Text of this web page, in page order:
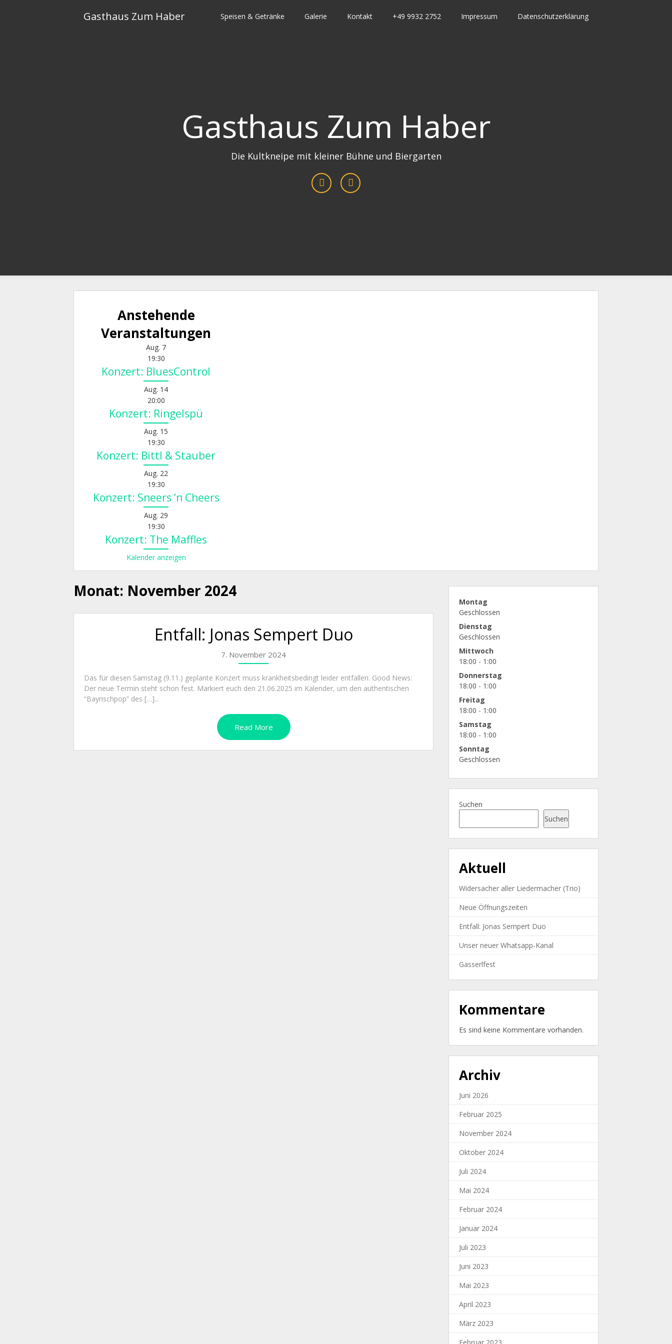
Gasthaus Zum Haber Speisen & Getränke Galerie Kontakt +49 9932 2752 Impressum Datenschutzerklärung
Gasthaus Zum Haber
Die Kultkneipe mit kleiner Bühne und Biergarten
Anstehende
Veranstaltungen
Aug. 7
19:30
Konzert: BluesControl
Aug. 14
20:00
Konzert: Ringelspü
Aug. 15
19:30
Konzert: Bittl & Stauber
Aug. 22
19:30
Konzert: Sneers ‘n Cheers
Aug. 29
19:30
Konzert: The Maffles
Kalender anzeigen
Monat: November 2024
Entfall: Jonas Sempert Duo
7. November 2024
Das für diesen Samstag (9.11.) geplante Konzert muss krankheitsbedingt leider entfallen. Good News:
Der neue Termin steht schon fest. Markiert euch den 21.06.2025 im Kalender, um den authentischen
“Bayrischpop” des […]...
Read More
Montag
Geschlossen
Dienstag
Geschlossen
Mittwoch
18:00 - 1:00
Donnerstag
18:00 - 1:00
Freitag
18:00 - 1:00
Samstag
18:00 - 1:00
Sonntag
Geschlossen
Suchen
Suchen
Aktuell
Widersacher aller Liedermacher (Trio)
Neue Öffnungszeiten
Entfall: Jonas Sempert Duo
Unser neuer Whatsapp-Kanal
Gasserlfest
Kommentare
Es sind keine Kommentare vorhanden.
Archiv
Juni 2026
Februar 2025
November 2024
Oktober 2024
Juli 2024
Mai 2024
Februar 2024
Januar 2024
Juli 2023
Juni 2023
Mai 2023
April 2023
März 2023